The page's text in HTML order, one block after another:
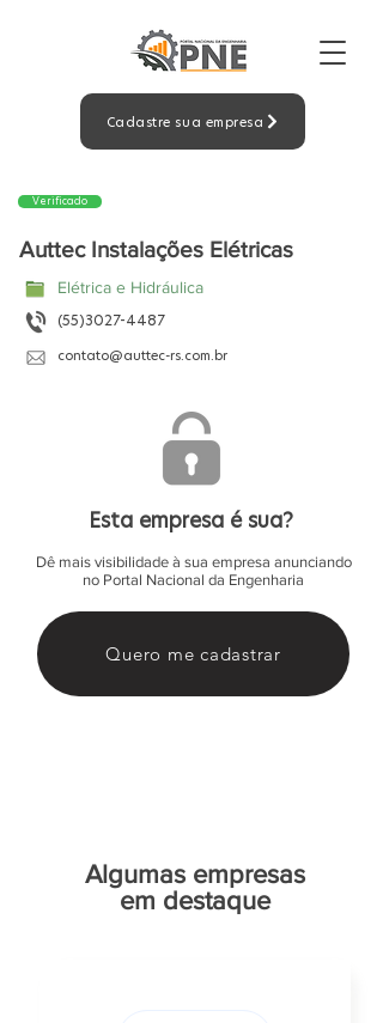
Cadastre sua empresa
Verificado
Auttec Instalações Elétricas
Elétrica e Hidráulica
(55)3027-4487
contato@auttec-rs.com.br
Esta empresa é sua?
Dê mais visibilidade à sua empresa anunciando
no Portal Nacional da Engenharia
Quero me cadastrar
Algumas empresas
em destaque